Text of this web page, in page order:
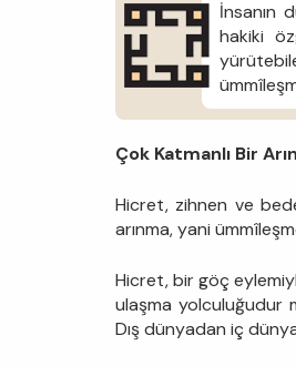
İnsanın
hakiki
Çok Katmanlı Bir
Hicret, zihnen ve
arınma, yani
Hicret, bir göç
ulaşma yolculuğudur
Dış dünyadan iç